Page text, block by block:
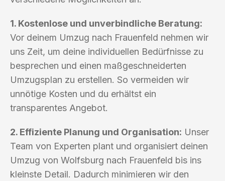
1. Kostenlose und unverbindliche Beratung:
Vor deinem Umzug nach Frauenfeld nehmen wir
uns Zeit, um deine individuellen Bedürfnisse zu
besprechen und einen maßgeschneiderten
Umzugsplan zu erstellen. So vermeiden wir
unnötige Kosten und du erhältst ein
transparentes Angebot.
2. Effiziente Planung und Organisation: Unser
Team von Experten plant und organisiert deinen
Umzug von Wolfsburg nach Frauenfeld bis ins
kleinste Detail. Dadurch minimieren wir den